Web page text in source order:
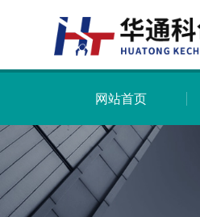
网站首页